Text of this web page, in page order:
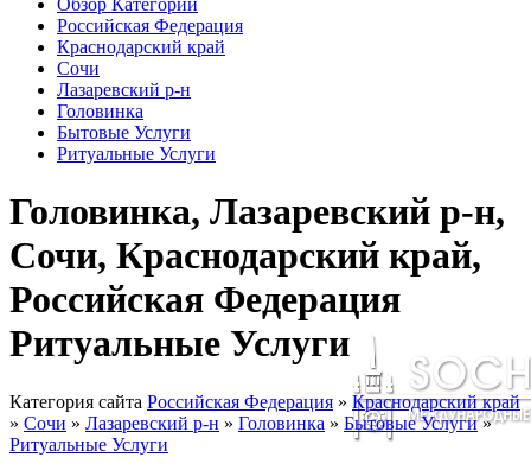
Обзор Категорий
Российская Федерация
Краснодарский край
Сочи
Лазаревский р-н
Головинка
Бытовые Услуги
Ритуальные Услуги
Головинка, Лазаревский р-н,
Сочи, Краснодарский край,
Российская Федерация
Ритуальные Услуги
Категория сайта Российская Федерация » Краснодарский край
» Сочи » Лазаревский р-н » Головинка » Бытовые Услуги»
Ритуальные Услуги